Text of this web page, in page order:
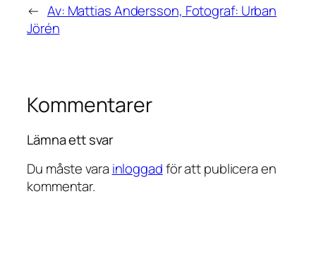
← Av: Mattias Andersson, Fotograf: Urban
Jörén
Kommentarer
Lämna ett svar
Du måste vara inloggadför att publicera en
kommentar.